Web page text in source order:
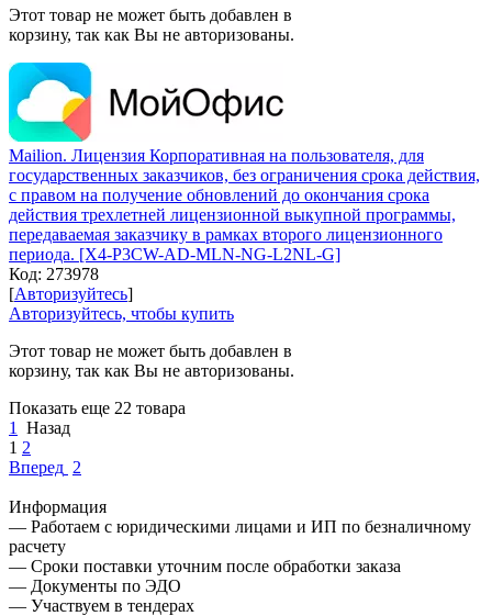
Этот товар не может быть добавлен в
корзину, так как Вы не авторизованы.
Mailion. Лицензия Корпоративная на пользователя, для
государственных заказчиков, без ограничения срока действия,
с правом на получение обновлений до окончания срока
действия трехлетней лицензионной выкупной программы,
передаваемая заказчику в рамках второго лицензионного
периода. [X4-P3CW-AD-MLN-NG-L2NL-G]
Код: 273978
[Авторизуйтесь]
Авторизуйтесь, чтобы купить
Этот товар не может быть добавлен в
корзину, так как Вы не авторизованы.
Показать еще 22 товара
1
Назад
1 2
Вперед 2
Информация
— Работаем с юридическими лицами и ИП по безналичному
расчету
— Сроки поставки уточним после обработки заказа
— Документы по ЭДО
— Участвуем в тендерах